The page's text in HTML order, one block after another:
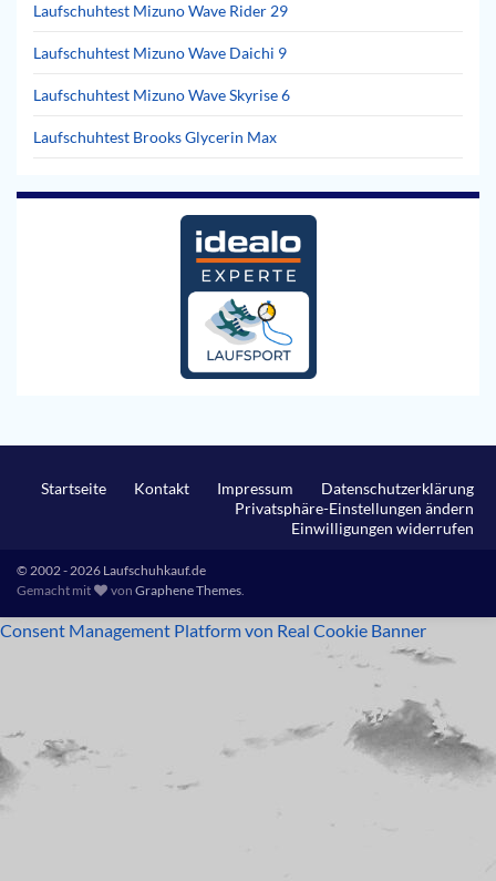
Laufschuhtest Mizuno Wave Rider 29
Laufschuhtest Mizuno Wave Daichi 9
Laufschuhtest Mizuno Wave Skyrise 6
Laufschuhtest Brooks Glycerin Max
Startseite Kontakt Impressum
Datenschutzerklärung
Privatsphäre-Einstellungen ändern
Einwilligungen widerrufen
© 2002 - 2026 Laufschuhkauf.de
Gemacht mit
vonGraphene Themes.
Consent Management Platform von Real Cookie Banner